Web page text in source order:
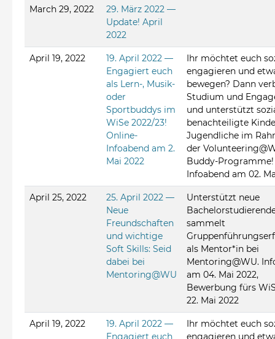
March 29, 2022
29. März 2022 —
Update! April
2022
April 19, 2022
19. April 2022 —
Engagiert euch
als Lern-, Musik-
oder
Sportbuddys im
WiSe 2022/23!
Online-
Infoabend am 2.
Mai 2022
Ihr möchtet euch
engagieren und
bewegen? Dann
Studium und
und unterstützt
benachteiligte
Jugendliche im
der
Buddy-Programme!
Infoabend am 02.
April 25, 2022
25. April 2022 —
Neue
Freundschaften
und wichtige
Soft Skills: Seid
dabei bei
Mentoring@WU
Unterstützt neue
sammelt
als Mentor*in bei
Mentoring@WU.
am 04. Mai 2022,
Bewerbung fürs
22. Mai 2022
April 19, 2022
19. April 2022 —
Engagiert euch
Ihr möchtet euch
engagieren und